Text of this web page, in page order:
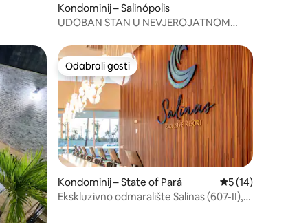
Kondominij – Salinópolis
UDOBAN STAN U NEVJEROJATNOM
„Odabrali gosti”
Odabrali gosti
Odabrali gosti
Kondominij – State of Pará Prosječna ocjena:
5 (14)
Ekskluzivno odmaralište Salinas (607-II),